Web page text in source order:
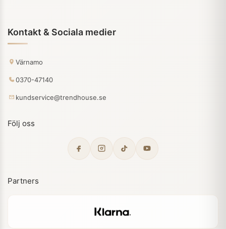
Kontakt & Sociala medier
Värnamo
0370-47140
kundservice@trendhouse.se
Följ oss
Partners